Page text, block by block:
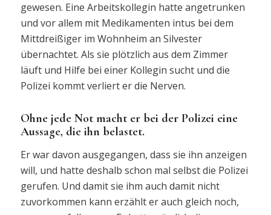
gewesen. Eine Arbeitskollegin hatte angetrunken
und vor allem mit Medikamenten intus bei dem
Mittdreißiger im Wohnheim an Silvester
übernachtet. Als sie plötzlich aus dem Zimmer
läuft und Hilfe bei einer Kollegin sucht und die
Polizei kommt verliert er die Nerven.
Ohne jede Not macht er bei der Polizei eine
Aussage, die ihn belastet.
Er war davon ausgegangen, dass sie ihn anzeigen
will, und hatte deshalb schon mal selbst die Polizei
gerufen. Und damit sie ihm auch damit nicht
zuvorkommen kann erzählt er auch gleich noch,